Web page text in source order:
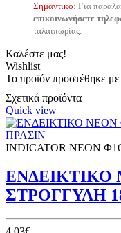
Σημαντικό: Για
επικοινωνήσετε
ταλαιπωρίας.
Καλέστε μας!
Wishlist
Το προϊόν προστέθηκε με
Σχετικά προϊόντα
Quick view
INDICATOR NEON
ΣΤΡΟΓΓΥΛΗ